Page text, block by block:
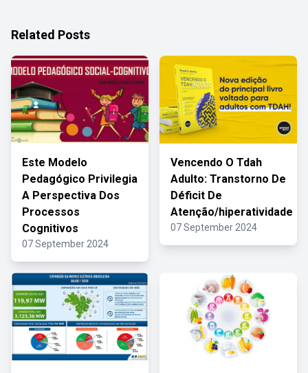
Related Posts
Este Modelo
Pedagógico Privilegia
A Perspectiva Dos
Processos
Cognitivos
07 September 2024
Vencendo O Tdah
Adulto: Transtorno De
Déficit De
Atenção/hiperatividade
07 September 2024